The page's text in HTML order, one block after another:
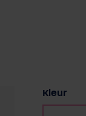
Kleur